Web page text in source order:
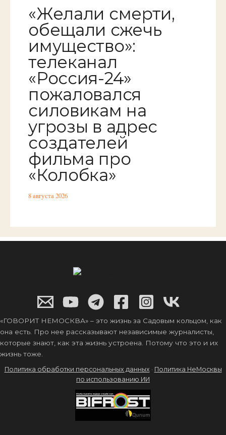
«Желали смерти,
обещали сжечь
имущество»:
телеканал
«Россия-24»
пожаловался
силовикам на
угрозы в адрес
создателей
фильма про
«Колобка»
8 августа 2026
«ГОВОРИТ НЕМОСКВА» – это жизнь за Садовым кольцом, как
она есть. Про нее рассказывают независимые журналисты,
которые знают, как эта жизнь устроена. Потому что это и их
жизнь тоже.
Политика обработки персональных данных · Политика НеМосквы
по использованию ИИ